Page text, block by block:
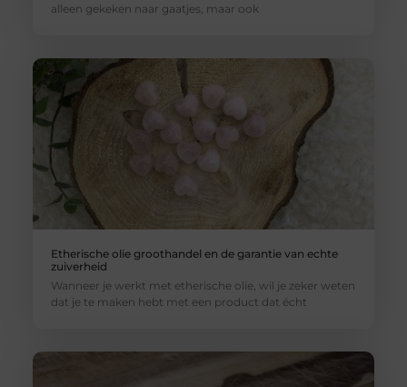
alleen gekeken naar gaatjes, maar ook
Etherische olie groothandel en de garantie van echte
zuiverheid
Wanneer je werkt met etherische olie, wil je zeker weten
dat je te maken hebt met een product dat écht